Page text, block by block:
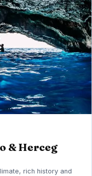
& Herceg
rich history and